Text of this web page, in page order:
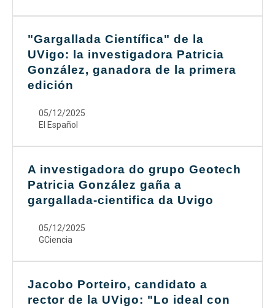
"Gargallada Científica" de la
UVigo: la investigadora Patricia
González, ganadora de la primera
edición
05/12/2025
El Español
A investigadora do grupo Geotech
Patricia González gaña a
gargallada-cientifica da Uvigo
05/12/2025
GCiencia
Jacobo Porteiro, candidato a
rector de la UVigo: "Lo ideal con